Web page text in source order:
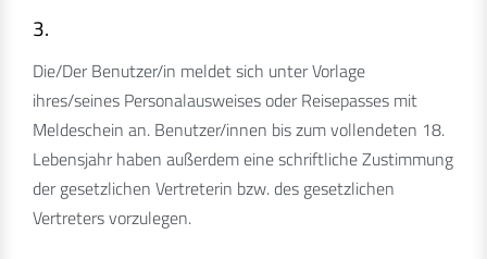
3.
Die/Der Benutzer/in meldet sich unter Vorlage
ihres/seines Personalausweises oder Reisepasses mit
Meldeschein an. Benutzer/innen bis zum vollendeten 18.
Lebensjahr haben außerdem eine schriftliche Zustimmung
der gesetzlichen Vertreterin bzw. des gesetzlichen
Vertreters vorzulegen.